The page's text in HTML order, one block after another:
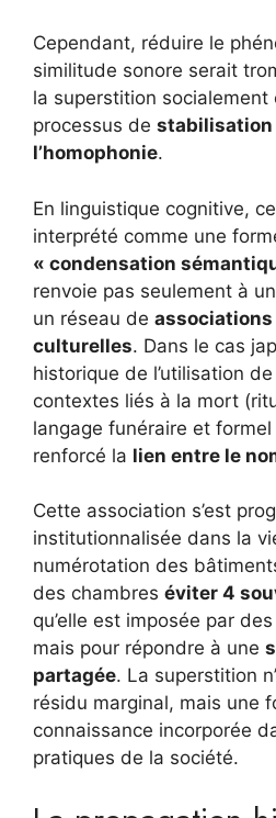
Cependant, réduire le
similitude sonore serait
la superstition socialement
processus de
l’homophonie.
En linguistique cognitive,
interprété comme une
« condensation
renvoie pas seulement à
un réseau de
culturelles. Dans le cas
historique de l’utilisation de
contextes liés à la mort
langage funéraire et
renforcé la lien entre le
Cette association s’est
institutionnalisée dans la
numérotation des
des chambres éviter 4
qu’elle est imposée par
mais pour répondre à une
partagée. La superstition
résidu marginal, mais une
connaissance incorporée
pratiques de la société.